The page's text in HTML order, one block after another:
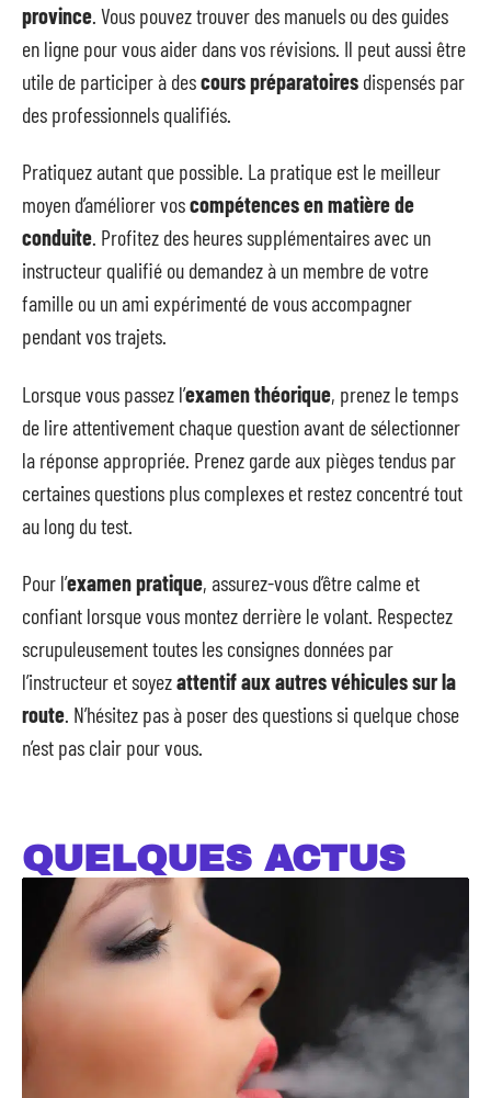
province . Vous pouvez trouver des manuels ou des guides
en ligne pour vous aider dans vos révisions. Il peut aussi être
utile de participer à descours préparatoires dispensés par
des professionnels qualifiés.
Pratiquez autant que possible. La pratique est le meilleur
moyen d’améliorer voscompétences en matière de
conduite. Profitez des heures supplémentaires avec un
instructeur qualifié ou demandez à un membre de votre
famille ou un ami expérimenté de vous accompagner
pendant vos trajets.
Lorsque vous passez l’examen théorique, prenez le temps
de lire attentivement chaque question avant de sélectionner
la réponse appropriée. Prenez garde aux pièges tendus par
certaines questions plus complexes et restez concentré tout
au long du test.
Pour l’examen pratique, assurez-vous d’être calme et
confiant lorsque vous montez derrière le volant. Respectez
scrupuleusement toutes les consignes données par
l’instructeur et soyezattentif aux autres véhicules sur la
route. N’hésitez pas à poser des questions si quelque chose
n’est pas clair pour vous.
QUELQUES ACTUS